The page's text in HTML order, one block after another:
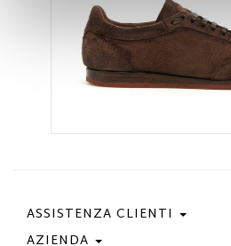
ASSISTENZA CLIENTI
AZIENDA